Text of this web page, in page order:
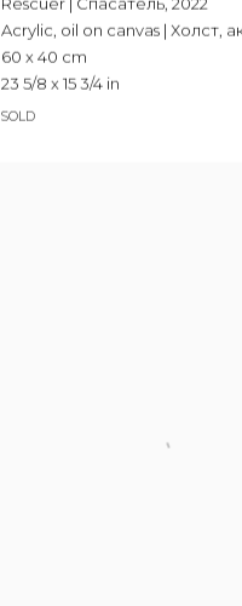
Rescuer | Спасатель, 2022
Acrylic, oil on canvas | Холст,
60 x 40 cm
23 5/8 x 15 3/4 in
SOLD